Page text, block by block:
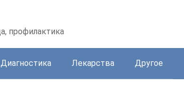
профилактика
Диагностика Лекарства Другое